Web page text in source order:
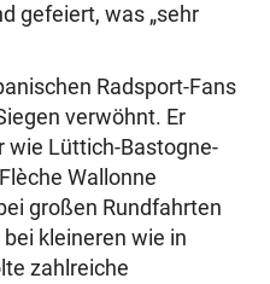
gefeiert, was „sehr
Radsport-Fans
verwöhnt. Er
wie Lüttich-Bastogne-
Wallonne
großen Rundfahrten
kleineren wie in
zahlreiche